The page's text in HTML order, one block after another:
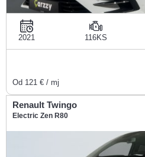
2021 116KS
Od 121 € / mj
Renault Twingo
Electric Zen R80